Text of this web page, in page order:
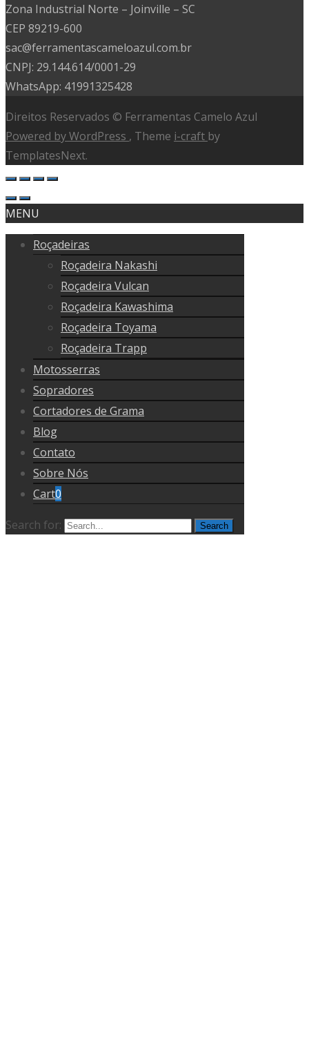
Zona Industrial Norte – Joinville – SC
CEP 89219-600
sac@ferramentascameloazul.com.br
CNPJ: 29.144.614/0001-29
WhatsApp: 41991325428
Direitos Reservados © Ferramentas Camelo Azul
Powered by WordPress , Theme i-craft by
TemplatesNext.
MENU
Roçadeiras
Roçadeira Nakashi
Roçadeira Vulcan
Roçadeira Kawashima
Roçadeira Toyama
Roçadeira Trapp
Motosserras
Sopradores
Cortadores de Grama
Blog
Contato
Sobre Nós
Cart0
Search for: